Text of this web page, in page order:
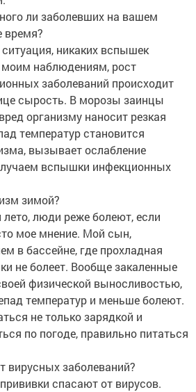
ли заболевших на вашем
время?
никаких вспышек
моим наблюдениям, рост
заболеваний происходит
сырость. В морозы заинцы
организму наносит резкая
температур становится
вызывает ослабление
вспышки инфекционных
зимой?
люди реже болеют, если
мое мнение. Мой сын,
в бассейне, где прохладная
не болеет. Вообще закаленные
физической выносливостью,
температур и меньше болеют.
не только зарядкой и
по погоде, правильно питаться
вирусных заболеваний?
спасают от вирусов.